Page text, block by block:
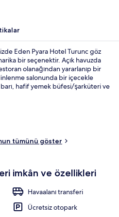
Eden Pyara Hotel Turunc göz
bir seçenektir. Açık havuzda
olanağından yararlanıp bir
salonunda bir içecekle
hafif yemek büfesi/şarküteri ve
tümünü göster
imkân ve özellikleri
Havaalanı transferi
Ücretsiz otopark